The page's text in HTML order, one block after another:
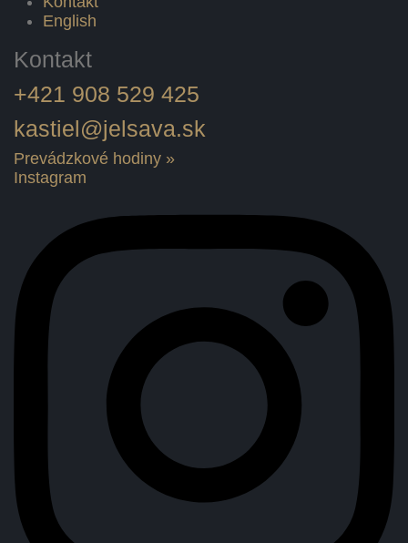
English
Kontakt
+421 908 529 425
kastiel@jelsava.sk
Prevádzkové hodiny »
Instagram